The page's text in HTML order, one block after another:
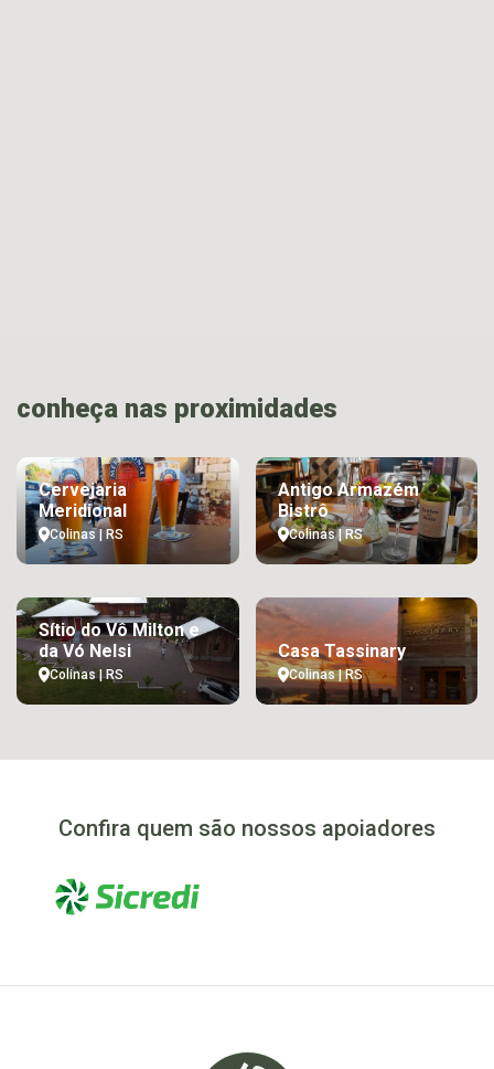
conheça nas proximidades
Cervejaria
Meridional
Colinas | RS
Antigo Armazém
Bistrô
Colinas | RS
Sítio do Vô Milton e
da Vó Nelsi
Colinas | RS
Casa Tassinary
Colinas | RS
Confira quem são nossos apoiadores